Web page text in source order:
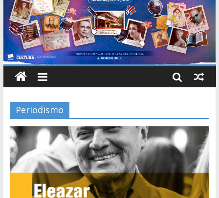
Caracas 09 de marzo de 2006 N° 38.394
Catálogo temático de obras de Modesta Bor
Periodismo